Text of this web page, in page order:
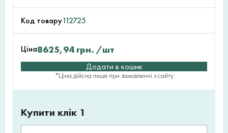
Код товару112725
Ціна8625,94 грн. /шт
Додати в кошик
*Ціна дійсна лише при замовленні з сайту
Купити клік 1